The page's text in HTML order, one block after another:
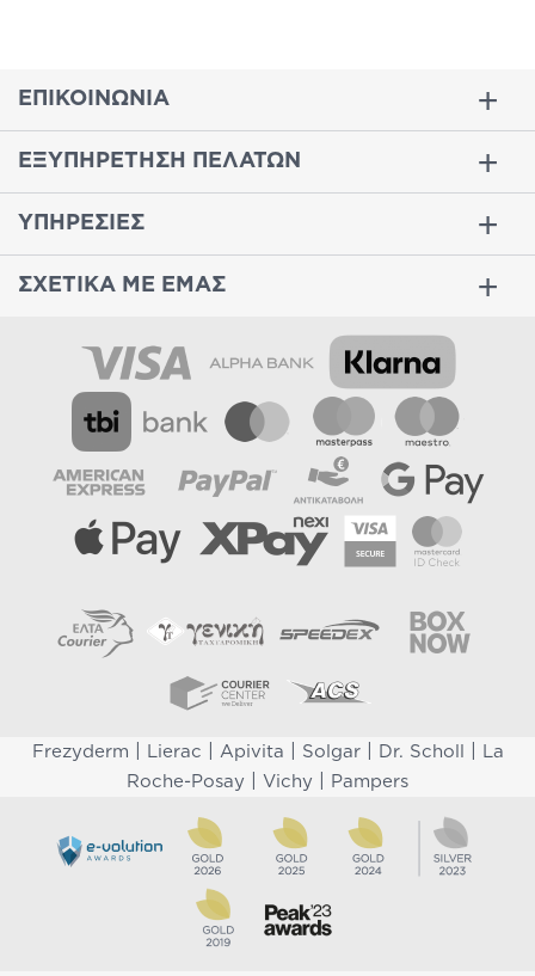
ΕΠΙΚΟΙΝΩΝΙΑ
ΕΞΥΠΗΡΕΤΗΣΗ ΠΕΛΑΤΩΝ
ΥΠΗΡΕΣΙΕΣ
ΣΧΕΤΙΚΑ ΜΕ ΕΜΑΣ
Frezyderm Lierac Apivita Solgar| Dr. Scholl
La
Roche-Posay
Vichy Pampers